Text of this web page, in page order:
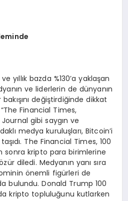
yıllık bazda %130’a yaklaşan
ve liderlerin de dünyanın
değiştirdiğinde dikkat
Financial Times,
gibi saygın ve
medya kuruluşları, Bitcoin’i
The Financial Times, 100
sonra kripto para birimlerine
diledi. Medyanın yanı sıra
önemli figürleri de
bulundu. Donald Trump 100
kripto topluluğunu kutlarken